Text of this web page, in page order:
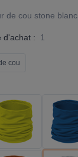
de cou stone blanc
d'achat : 1
cou